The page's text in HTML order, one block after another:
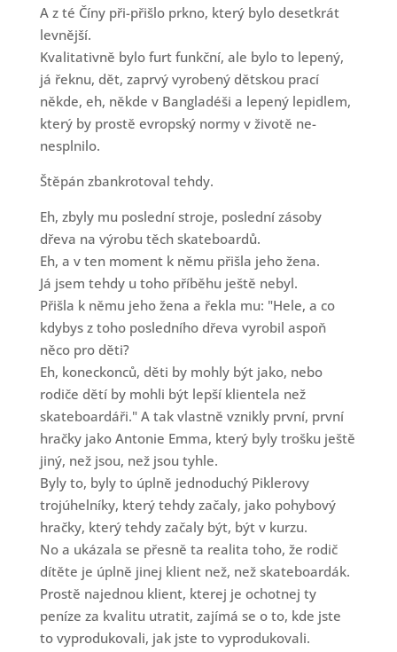
A z té Číny při-přišlo prkno, který bylo desetkrát
levnější.
Kvalitativně bylo furt funkční, ale bylo to lepený,
já řeknu, dět, zaprvý vyrobený dětskou prací
někde, eh, někde v Bangladéši a lepený lepidlem,
který by prostě evropský normy v životě ne-
nesplnilo.
Štěpán zbankrotoval tehdy.
Eh, zbyly mu poslední stroje, poslední zásoby
dřeva na výrobu těch skateboardů.
Eh, a v ten moment k němu přišla jeho žena.
Já jsem tehdy u toho příběhu ještě nebyl.
Přišla k němu jeho žena a řekla mu: "Hele, a co
kdybys z toho posledního dřeva vyrobil aspoň
něco pro děti?
Eh, koneckonců, děti by mohly být jako, nebo
rodiče dětí by mohli být lepší klientela než
skateboardáři." A tak vlastně vznikly první, první
hračky jako Antonie Emma, který byly trošku ještě
jiný, než jsou, než jsou tyhle.
Byly to, byly to úplně jednoduchý Piklerovy
trojúhelníky, který tehdy začaly, jako pohybový
hračky, který tehdy začaly být, být v kurzu.
No a ukázala se přesně ta realita toho, že rodič
dítěte je úplně jinej klient než, než skateboardák.
Prostě najednou klient, kterej je ochotnej ty
peníze za kvalitu utratit, zajímá se o to, kde jste
to vyprodukovali, jak jste to vyprodukovali.